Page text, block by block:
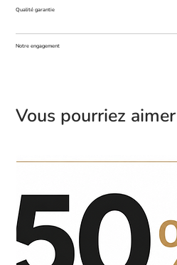
Qualité garantie
Notre engagement
Vous pourriez aimer